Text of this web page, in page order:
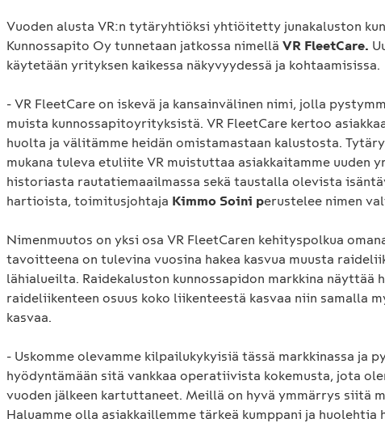
Vuoden alusta VR:n tytäryhtiöksi yhtiöitetty junakaluston
Kunnossapito Oy tunnetaan jatkossa nimelläVR FleetCare.
käytetään yrityksen kaikessa näkyvyydessä ja kohtaamisissa.
- VR FleetCare on iskevä ja kansainvälinen nimi, jolla
muista kunnossapitoyrityksistä. VR FleetCare kertoo
huolta ja välitämme heidän omistamastaan kalustosta.
mukana tuleva etuliite VR muistuttaa asiakkaitamme uuden
historiasta rautatiemaailmassa sekä taustalla olevista
hartioista, toimitusjohtaja Kimmo Soini perustelee nimen
Nimenmuutos on yksi osa VR FleetCaren kehityspolkua
tavoitteena on tulevina vuosina hakea kasvua muusta
lähialueilta. Raidekaluston kunnossapidon markkina näyttää
raideliikenteen osuus koko liikenteestä kasvaa niin samalla
kasvaa.
- Uskomme olevamme kilpailukykyisiä tässä markkinassa ja
hyödyntämään sitä vankkaa operatiivista kokemusta, jota
vuoden jälkeen kartuttaneet. Meillä on hyvä ymmärrys siitä
Haluamme olla asiakkaillemme tärkeä kumppani ja huolehtia